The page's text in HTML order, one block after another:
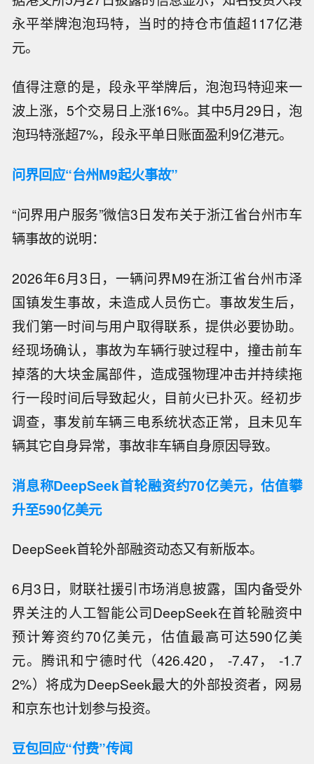
永平举牌泡泡玛特，当时的持仓市值超117亿港
元。
值得注意的是，段永平举牌后，泡泡玛特迎来一
波上涨，5个交易日上涨16%。其中5月29日，泡
泡玛特涨超7%，段永平单日账面盈利9亿港元。
问界回应“台州M9起火事故”
“问界用户服务”微信3日发布关于浙江省台州市车
辆事故的说明：
2026年6月3日，一辆问界M9在浙江省台州市泽
国镇发生事故，未造成人员伤亡。事故发生后，
我们第一时间与用户取得联系，提供必要协助。
经现场确认，事故为车辆行驶过程中，撞击前车
掉落的大块金属部件，造成强物理冲击并持续拖
行一段时间后导致起火，目前火已扑灭。经初步
调查，事发前车辆三电系统状态正常，且未见车
辆其它自身异常，事故非车辆自身原因导致。
消息称DeepSeek首轮融资约70亿美元，估值攀
升至590亿美元
DeepSeek首轮外部融资动态又有新版本。
6月3日，财联社援引市场消息披露，国内备受外
界关注的人工智能公司DeepSeek在首轮融资中
预计筹资约70亿美元，估值最高可达590亿美
元。腾讯和宁德时代（426.420， -7.47， -1.7
2%）将成为DeepSeek最大的外部投资者，网易
和京东也计划参与投资。
豆包回应“付费”传闻